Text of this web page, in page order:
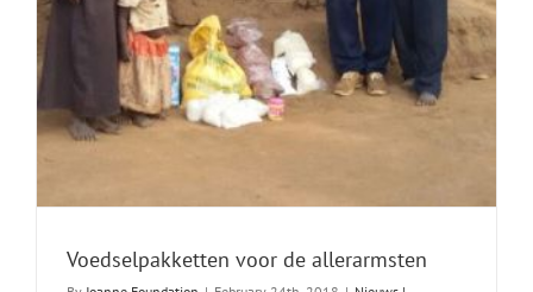
Voedselpakketten voor de allerarmsten